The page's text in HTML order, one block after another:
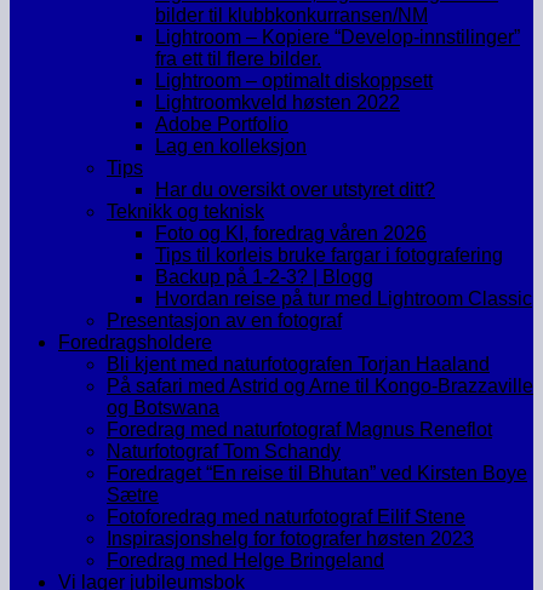
bilder til klubbkonkurransen/NM
Lightroom – Kopiere “Develop-innstilinger”
fra ett til flere bilder.
Lightroom – optimalt diskoppsett
Lightroomkveld høsten 2022
Adobe Portfolio
Lag en kolleksjon
Tips
Har du oversikt over utstyret ditt?
Teknikk og teknisk
Foto og KI, foredrag våren 2026
Tips til korleis bruke fargar i fotografering
Backup på 1-2-3? | Blogg
Hvordan reise på tur med Lightroom Classic
Presentasjon av en fotograf
Foredragsholdere
Bli kjent med naturfotografen Torjan Haaland
På safari med Astrid og Arne til Kongo-Brazzaville
og Botswana
Foredrag med naturfotograf Magnus Reneflot
Naturfotograf Tom Schandy
Foredraget “En reise til Bhutan” ved Kirsten Boye
Sætre
Fotoforedrag med naturfotograf Eilif Stene
Inspirasjonshelg for fotografer høsten 2023
Foredrag med Helge Bringeland
Vi lager jubileumsbok